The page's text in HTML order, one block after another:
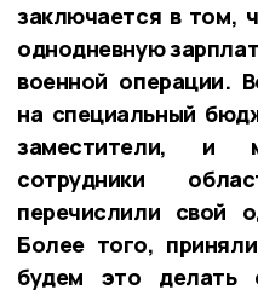
заключается в том,
однодневную
военной операции.
на специальный
заместители, и
сотрудники
перечислили свой
Более того,
будем это делать